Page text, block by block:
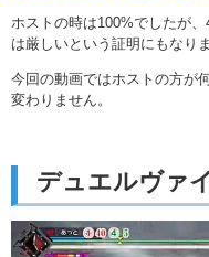
ホストの時は100%でしたが
は厳しいという証明にもなりま
今回の動画ではホストの方が
変わりません。
デュエルヴァ